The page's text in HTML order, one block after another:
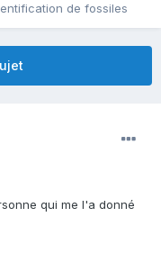
de fossiles
qui me l'a donné